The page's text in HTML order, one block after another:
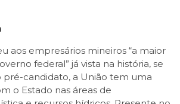
aos empresários mineiros “a maior
federal” já vista na história, se
pré-candidato, a União tem uma
o Estado nas áreas de